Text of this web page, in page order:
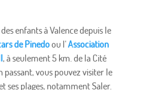
enfants à Valence depuis le
de Pinedoou l'Association
, à seulement 5 km. de la Cité
passant, vous pouvez visiter le
ses plages, notamment Saler.